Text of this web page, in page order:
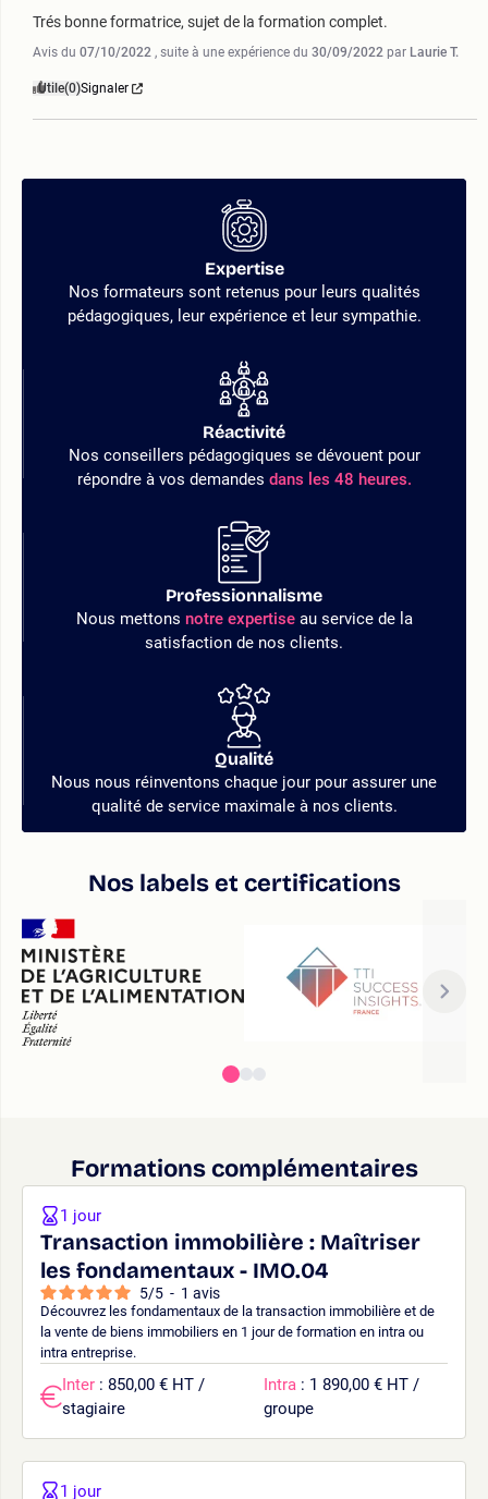
Trés bonne formatrice, sujet de la formation complet.
Avis du 07/10/2022 , suite à une expérience du 30/09/2022 par Laurie T.
Utile(0)Signaler
Expertise
Nos formateurs sont retenus pour leurs qualités
pédagogiques, leur expérience et leur sympathie.
Réactivité
Nos conseillers pédagogiques se dévouent pour
répondre à vos demandes dans les 48 heures.
Professionnalisme
Nous mettons notre expertiseau service de la
satisfaction de nos clients.
Qualité
Nous nous réinventons chaque jour pour assurer une
qualité de service maximale à nos clients.
Nos labels et certifications
Formations complémentaires
Transaction immobilière : Maîtriser
les fondamentaux - IMO.04
5/5 - 1 avis
Découvrez les fondamentaux de la transaction immobilière et de
la vente de biens immobiliers en 1 jour de formation en intra ou
intra entreprise.
1 jour
Inter : 850,00 € HT /
stagiaire
Intra : 1 890,00 € HT /
groupe
1 jour